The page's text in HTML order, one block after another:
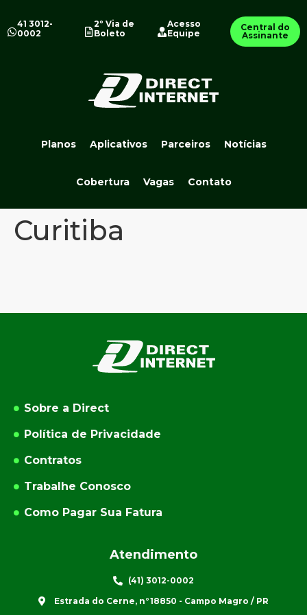
41 3012-
0002
2º Via de
Boleto
Acesso
Equipe
Central do
Assinante
Planos Aplicativos Parceiros Notícias
Cobertura Vagas Contato
Curitiba
Sobre a Direct
Política de Privacidade
Contratos
Trabalhe Conosco
Como Pagar Sua Fatura
Atendimento
(41) 3012-0002
Estrada do Cerne, n°18850 - Campo Magro / PR